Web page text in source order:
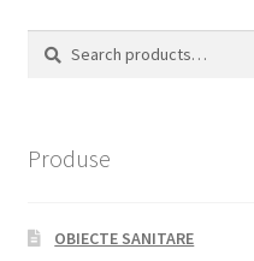
Search
Search
Produse
OBIECTE SANITARE